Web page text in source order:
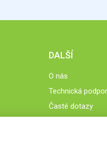
DALŠÍ
O nás
Technická
Časté dotazy